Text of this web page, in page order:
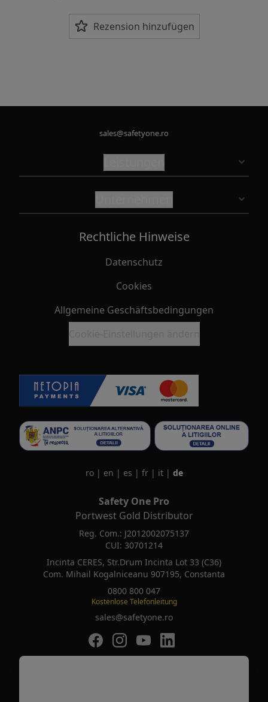
Rezension hinzufügen
sales@safetyone.ro
Rechtliche Hinweise
Datenschutz
Cookies
Allgemeine Geschäftsbedingungen
ro | en | es | fr | it | de
Safety One Pro
Portwest Gold Distributor
Reg. Com.: J2012002075137
CUI: 30701214
Incinta CERES, Str.Drum Incinta Lot 33 (C36)
Com. Mihail Kogalniceanu 907195, Constanta
0800 800 047
Kostenlose Telefonleitung
sales@safetyone.ro
SafetyOne pe Facebook
SafetyOne pe Instagram
SafetyOne pe Youtube
SafetyOne pe LinkedIn